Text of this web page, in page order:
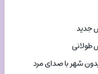
جدید
طولانی
شهر با صدای مرد